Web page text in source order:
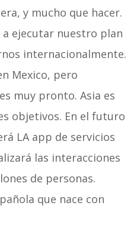
y mucho que hacer.
a ejecutar nuestro plan
internacionalmente.
Mexico, pero
muy pronto. Asia es
objetivos. En el futuro
LA app de servicios
las interacciones
de personas.
que nace con